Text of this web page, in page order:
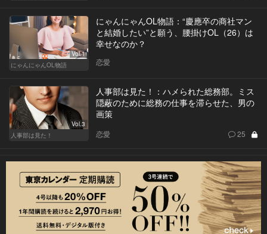
Vol.1
にゃんにゃんOL物語
にゃんにゃんOL物語：“慶應卒の商社マン
と結婚したい”と願う、腰掛けOL（26）は
幸せなのか？
恋愛
Vol.3
人事部は見た！
人事部は見た！：ハメられた総務部。ミス
隠蔽のために総務の仕事を滞らせた、男の
画策
恋愛 25